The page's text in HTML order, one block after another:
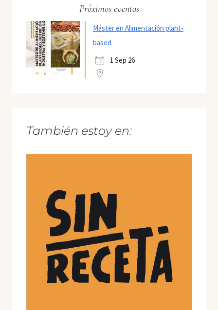
Próximos eventos
Máster en Alimentación plant-
based
1 Sep 26
También estoy en: